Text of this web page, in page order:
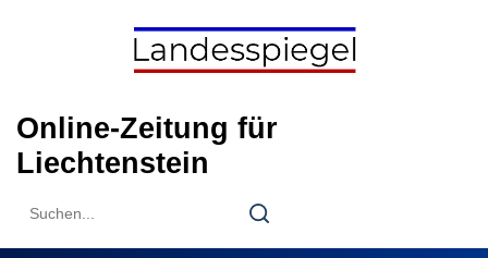
Online-Zeitung für
Liechtenstein
Search
Search